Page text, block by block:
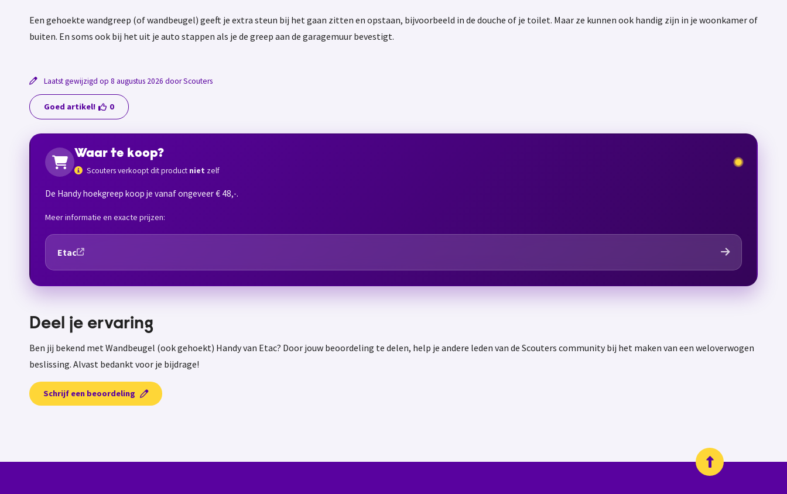
Een gehoekte wandgreep (of wandbeugel) geeft je extra steun bij het gaan zitten en opstaan, bijvoorbeeld in de douche of je toilet. Maar ze kunnen ook handig zijn in je woonkamer of
buiten. En soms ook bij het uit je auto stappen als je de greep aan de garagemuur bevestigt.
Laatst gewijzigd op 8 augustus 2026 door Scouters
Goed artikel! 0
Waar te koop?
Scouters verkoopt dit product niet zelf
De Handy hoekgreep koop je vanaf ongeveer € 48,-.
Meer informatie en exacte prijzen:
Etac
Deel je ervaring
Ben jij bekend met Wandbeugel (ook gehoekt) Handy van Etac? Door jouw beoordeling te delen, help je andere leden van de Scouters community bij het maken van een weloverwogen
beslissing. Alvast bedankt voor je bijdrage!
Schrijf een beoordeling